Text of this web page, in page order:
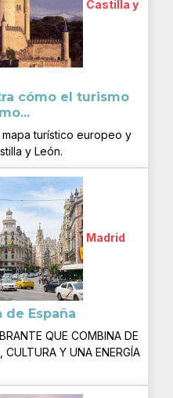
Castilla y
cómo el turismo
turístico europeo y
y León.
Madrid
de España
QUE COMBINA DE
Y UNA ENERGÍA